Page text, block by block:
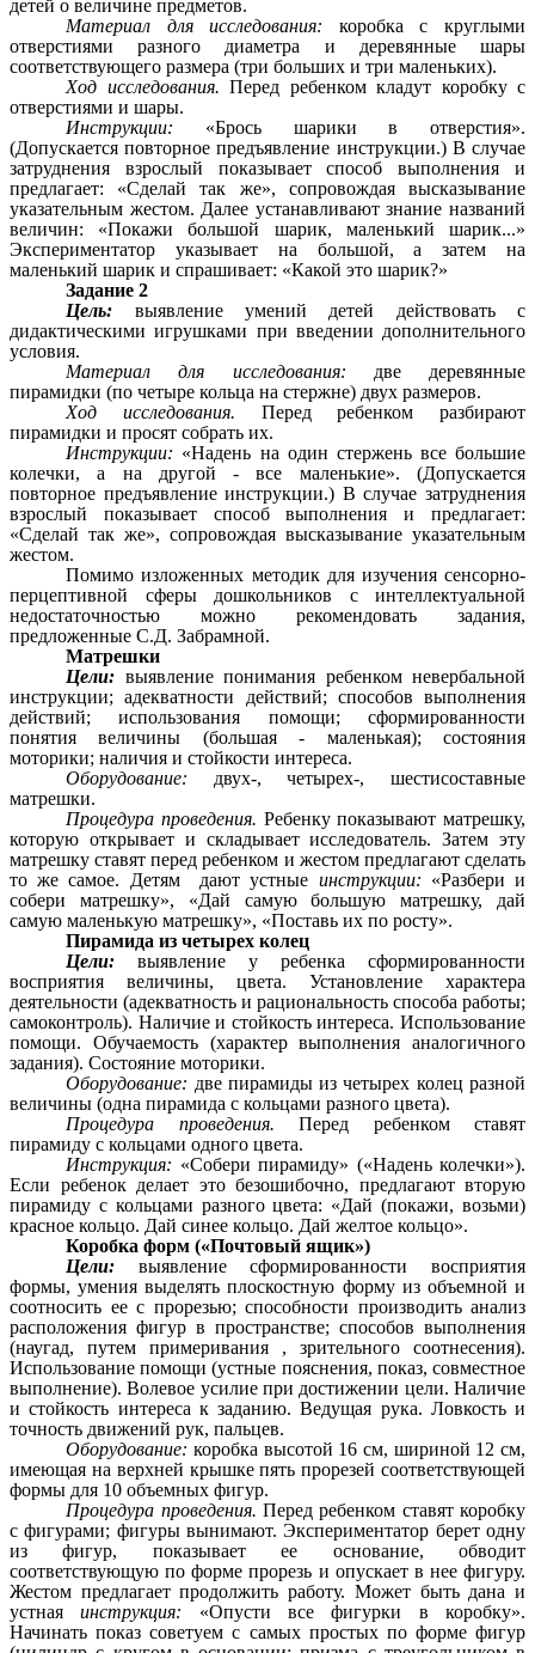
детей о величине предметов.
Материал для исследования: коробка с круглыми
отверстиями разного диаметра и деревянные шары
соответствующего размера (три больших и три маленьких).
Ход исследования.Перед ребенком кладут коробку с
отверстиями и шары.
Инструкции: «Брось шарики в отверстия».
(Допускается повторное предъявление инструкции.) В случае
затруднения взрослый показывает способ выполнения и
предлагает: «Сделай так же», сопровождая высказывание
указательным жестом. Далее устанавливают знание названий
величин: «Покажи большой шарик, маленький шарик...»
Экспериментатор указывает на большой, а затем на
маленький шарик и спрашивает: «Какой это шарик?»
Задание 2
Цель: выявление умений детей действовать с
дидактическими игрушками при введении дополнительного
условия.
Материал для исследования: две деревянные
пирамидки (по четыре кольца на стержне) двух размеров.
Ход исследования. Перед ребенком разбирают
пирамидки и просят собрать их.
Инструкции: «Надень на один стержень все большие
колечки, а на другой - все маленькие». (Допускается
повторное предъявление инструкции.) В случае затруднения
взрослый показывает способ выполнения и предлагает:
«Сделай так же», сопровождая высказывание указательным
жестом.
Помимо изложенных методик для изучения сенсорно-
перцептивной сферы дошкольников с интеллектуальной
недостаточностью можно рекомендовать задания,
предложенные С.Д. Забрамной.
Матрешки
Цели: выявление понимания ребенком невербальной
инструкции; адекватности действий; способов выполнения
действий; использования помощи; сформированности
понятия величины (большая - маленькая); состояния
моторики; наличия и стойкости интереса.
Оборудование: двух-, четырех-, шестисоставные
матрешки.
Процедура проведения. Ребенку показывают матрешку,
которую открывает и складывает исследователь. Затем эту
матрешку ставят перед ребенком и жестом предлагают сделать
то же самое. Детям дают устные инструкции: «Разбери и
собери матрешку», «Дай самую большую матрешку, дай
самую маленькую матрешку», «Поставь их по росту».
Пирамида из четырех колец
Цели:выявление у ребенка сформированности
восприятия величины, цвета. Установление характера
деятельности (адекватность и рациональность способа работы;
самоконтроль). Наличие и стойкость интереса. Использование
помощи. Обучаемость (характер выполнения аналогичного
задания). Состояние моторики.
Оборудование: две пирамиды из четырех колец разной
величины (одна пирамида с кольцами разного цвета).
Процедура проведения.Перед ребенком ставят
пирамиду с кольцами одного цвета.
Инструкция: «Собери пирамиду» («Надень колечки»).
Если ребенок делает это безошибочно, предлагают вторую
пирамиду с кольцами разного цвета: «Дай (покажи, возьми)
красное кольцо. Дай синее кольцо. Дай желтое кольцо».
Коробка форм («Почтовый ящик»)
Цели: выявление сформированности восприятия
формы, умения выделять плоскостную форму из объемной и
соотносить ее с прорезью; способности производить анализ
расположения фигур в пространстве; способов выполнения
(наугад, путем примеривания , зрительного соотнесения).
Использование помощи (устные пояснения, показ, совместное
выполнение). Волевое усилие при достижении цели. Наличие
и стойкость интереса к заданию. Ведущая рука. Ловкость и
точность движений рук, пальцев.
Оборудование: коробка высотой 16 см, шириной 12 см,
имеющая на верхней крышке пять прорезей соответствующей
формы для 10 объемных фигур.
Процедура проведения. Перед ребенком ставят коробку
с фигурами; фигуры вынимают. Экспериментатор берет одну
из фигур, показывает ее основание, обводит
соответствующую по форме прорезь и опускает в нее фигуру.
Жестом предлагает продолжить работу. Может быть дана и
устнаяинструкция: «Опусти все фигурки в коробку».
Начинать показ советуем с самых простых по форме фигур